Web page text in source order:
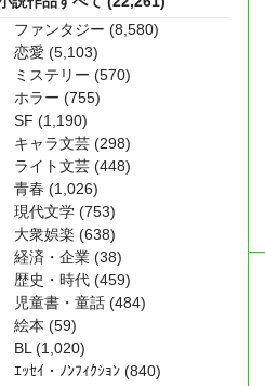
ファンタジー (8,580)
恋愛 (5,103)
ミステリー (570)
ホラー (755)
SF (1,190)
キャラ文芸 (298)
ライト文芸 (448)
青春 (1,026)
現代文学 (753)
大衆娯楽 (638)
経済・企業 (38)
歴史・時代 (459)
児童書・童話 (484)
絵本 (59)
BL (1,020)
ｴｯｾｲ・ﾉﾝﾌｨｸｼｮﾝ (840)